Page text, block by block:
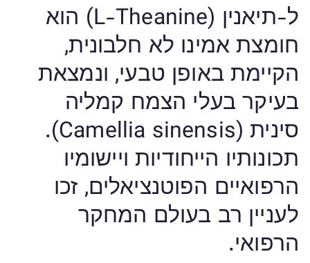
ל-תיאנין (L-Theanine) הוא
חומצת אמינו לא חלבונית,
הקיימת באופן טבעי, ונמצאת
בעיקר בעלי הצמח קמליה
סינית (Camellia sinensis).
תכונותיו הייחודיות ויישומיו
הרפואיים הפוטנציאלים, זכו
לעניין רב בעולם המחקר
הרפואי.